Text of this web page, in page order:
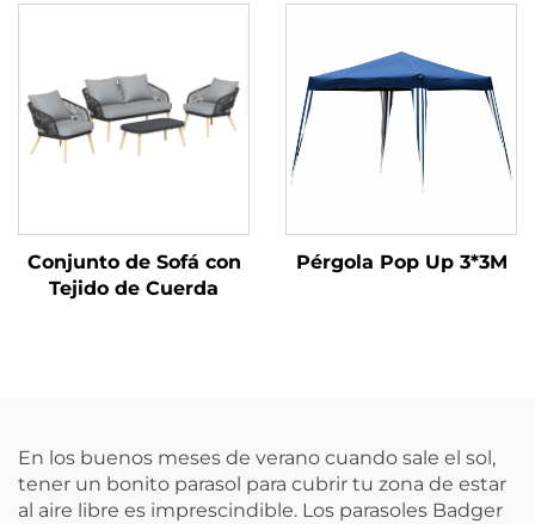
Conjunto de Sofá con
Tejido de Cuerda
Pérgola Pop Up 3*3M
En los buenos meses de verano cuando sale el sol,
tener un bonito parasol para cubrir tu zona de estar
al aire libre es imprescindible. Los parasoles Badger